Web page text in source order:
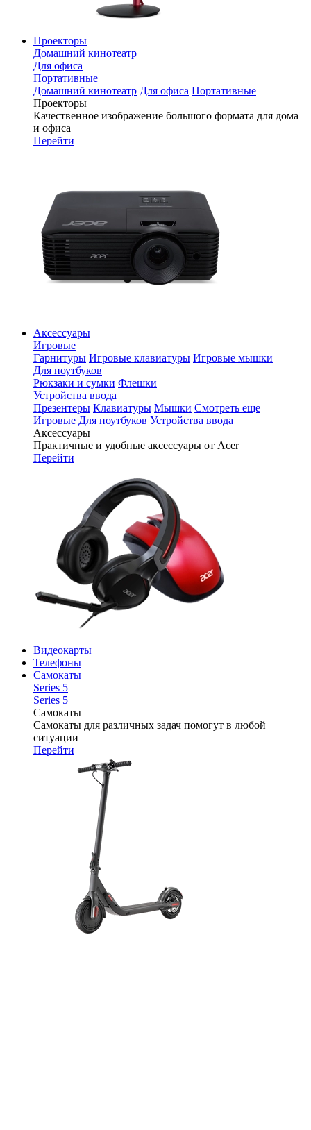
Проекторы
Домашний кинотеатр
Для офиса
Портативные
Домашний кинотеатр Для офиса Портативные
Проекторы
Качественное изображение большого формата для дома
и офиса
Перейти
Аксессуары
Игровые
Гарнитуры Игровые клавиатуры Игровые мышки
Для ноутбуков
Рюкзаки и сумки Флешки
Устройства ввода
Презентеры Клавиатуры Мышки Смотреть еще
Игровые Для ноутбуков Устройства ввода
Аксессуары
Практичные и удобные аксессуары от Acer
Перейти
Видеокарты
Телефоны
Самокаты
Series 5
Series 5
Самокаты
Самокаты для различных задач помогут в любой
ситуации
Перейти